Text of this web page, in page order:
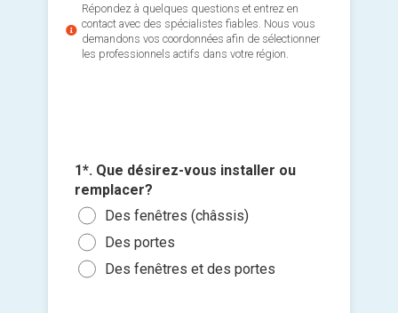
Répondez à quelques questions et entrez en
contact avec des spécialistes fiables. Nous vous
demandons vos coordonnées afin de sélectionner
les professionnels actifs dans votre région.
1*. Que désirez-vous installer ou
remplacer?
Des fenêtres (châssis)
Des portes
Des fenêtres et des portes